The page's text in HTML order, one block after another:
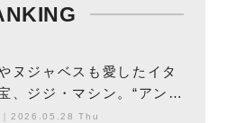
ヌジャベスも愛したイタ
、ジジ・マシン。“アンビ
匠”が明かす創作の原点
2026.05.28 Thu